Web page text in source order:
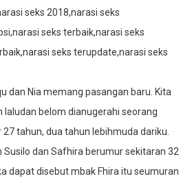
seks 2018,narasi seks
seks terbaik,narasi seks
seks terupdate,narasi seks
dan Nia memang pasangan baru. Kita
laludan belom dianugerahi seorang
tahun, dua tahun lebihmuda dariku.
dan Safhira berumur sekitaran 32
dapat disebut mbak Fhira itu seumuran